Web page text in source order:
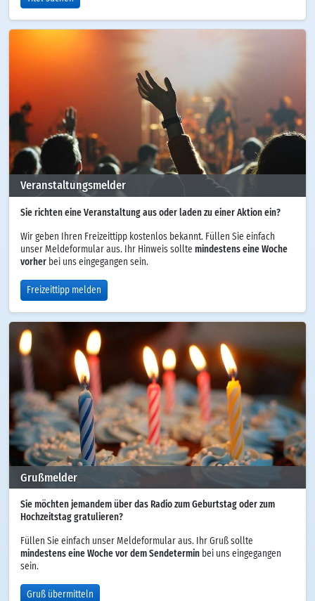
Veranstaltungsmelder
Sie richten eine Veranstaltung aus oder laden zu einer Aktion ein?
Wir geben Ihren Freizeittipp kostenlos bekannt. Füllen Sie einfach
unser Meldeformular aus. Ihr Hinweis sollte mindestens eine Woche
vorher bei uns eingegangen sein.
Freizeittipp melden
Grußmelder
Sie möchten jemandem über das Radio zum Geburtstag oder zum
Hochzeitstag gratulieren?
Füllen Sie einfach unser Meldeformular aus. Ihr Gruß sollte
mindestens eine Woche vor dem Sendetermin bei uns eingegangen
sein.
Gruß übermitteln